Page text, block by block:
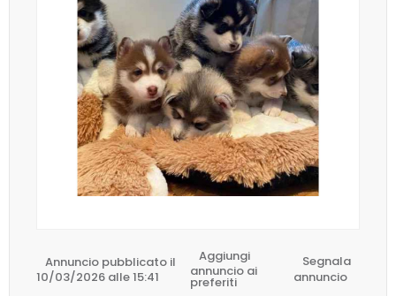
Annuncio pubblicato il
10/03/2026 alle 15:41
Aggiungi
annuncio ai
preferiti
Segnala
annuncio